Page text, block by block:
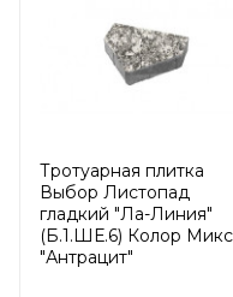
Тротуарная плитка
Выбор Листопад
гладкий "Ла-Линия"
(Б.1.ШЕ.6) Колор Микс
"Антрацит"